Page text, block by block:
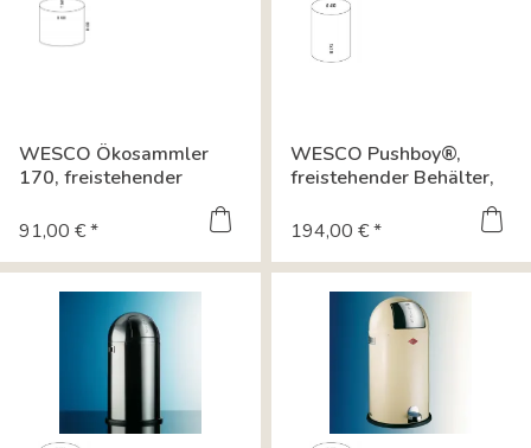
WESCO Ökosammler
170, freistehender
91,00 € *
WESCO Pushboy®,
freistehender Behälter,
194,00 € *